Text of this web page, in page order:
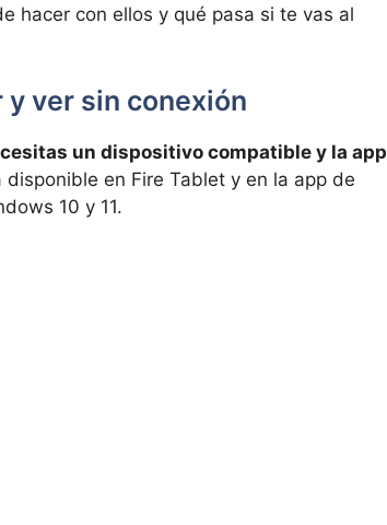
hacer con ellos y qué pasa si te vas al
ver sin conexión
un dispositivo compatible y la app
en Fire Tablet y en la app de
10 y 11.